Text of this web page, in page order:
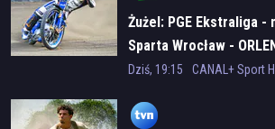
Żużel: PGE Ekstraliga -
Sparta Wrocław -
Lublin
Dziś, 19:15 CANAL+ Sport